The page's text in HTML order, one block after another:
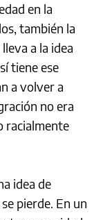
en la
también la
a la idea
tiene ese
a volver a
no era
racialmente
idea de
pierde. En un